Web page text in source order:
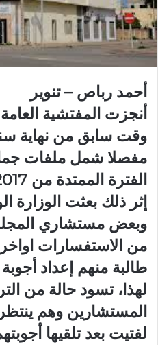
أحمد رباص – تنوير
أنجزت المفتشية
مفصلا شمل ملفات
إثر ذلك بعثت الوزارة
وبعض مستشاري
من الاستفسارات
طالبة منهم إعداد أجوبة
لهذا، تسود حالة من
المستشارين وهم
لفتيت بعد تلقيها